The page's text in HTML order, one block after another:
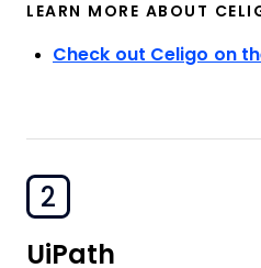
LEARN MORE ABOUT
Check out Celigo on
2
UiPath